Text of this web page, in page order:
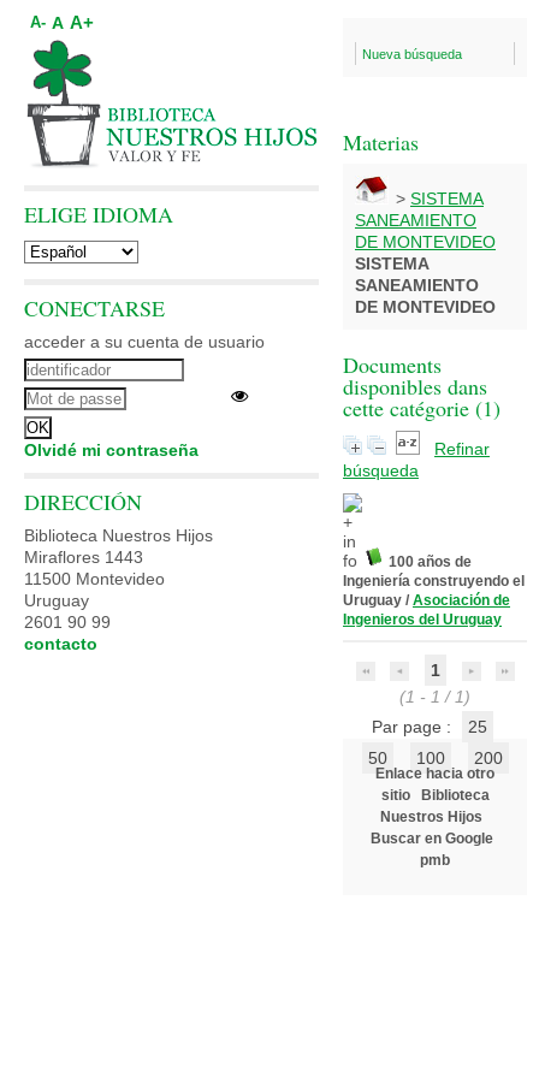
Nueva búsqueda
Materias
> SISTEMA
SANEAMIENTO
DE MONTEVIDEO
SISTEMA
SANEAMIENTO
DE MONTEVIDEO
Documents
disponibles dans
cette catégorie (1)
Refinar
búsqueda
100 años de
Ingeniería construyendo el
Uruguay / Asociación de
Ingenieros del Uruguay
1
(1 - 1 / 1)
Par page :
25
50
100 200
Enlace hacia otro
sitio
Biblioteca
Nuestros Hijos
Buscar en Google
pmb
A- A A+
ELIGE IDIOMA
CONECTARSE
acceder a su cuenta de usuario
Olvidé mi contraseña
DIRECCIÓN
Biblioteca Nuestros Hijos
Miraflores 1443
11500 Montevideo
Uruguay
2601 90 99
contacto